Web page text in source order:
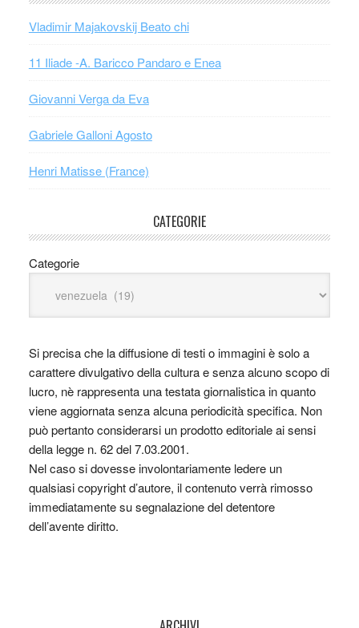
Vladimir Majakovskij Beato chi
11 Iliade -A. Baricco Pandaro e Enea
Giovanni Verga da Eva
Gabriele Galloni Agosto
Henri Matisse (France)
CATEGORIE
Categorie
Si precisa che la diffusione di testi o immagini è solo a
carattere divulgativo della cultura e senza alcuno scopo di
lucro, nè rappresenta una testata giornalistica in quanto
viene aggiornata senza alcuna periodicità specifica. Non
può pertanto considerarsi un prodotto editoriale ai sensi
della legge n. 62 del 7.03.2001.
Nel caso si dovesse involontariamente ledere un
qualsiasi copyright d’autore, il contenuto verrà rimosso
immediatamente su segnalazione del detentore
dell’avente diritto.